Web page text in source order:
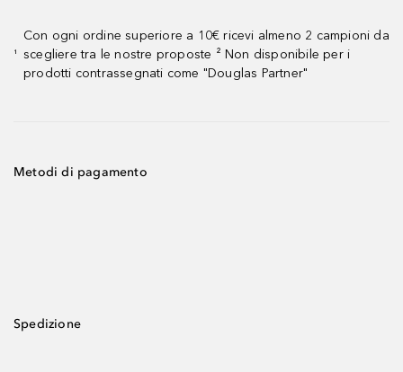
¹
Con ogni ordine superiore a 10€ ricevi almeno 2 campioni da
scegliere tra le nostre proposte ² Non disponibile per i
prodotti contrassegnati come "Douglas Partner"
Metodi di pagamento
Spedizione